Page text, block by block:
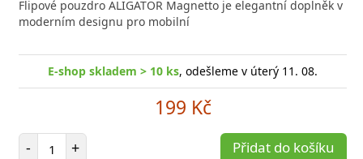
Flipové pouzdro ALIGATOR Magnetto je elegantní doplněk v
moderním designu pro mobilní
E-shop skladem > 10 ks, odešleme v úterý 11. 08.
199 Kč
- Počet položek
+ Přidat do košíku